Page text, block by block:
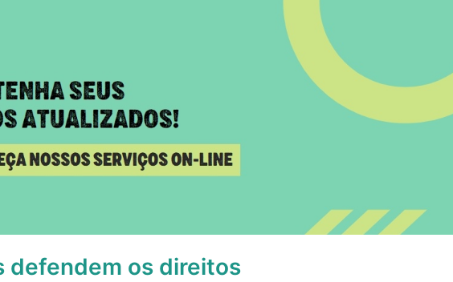
defendem os direitos